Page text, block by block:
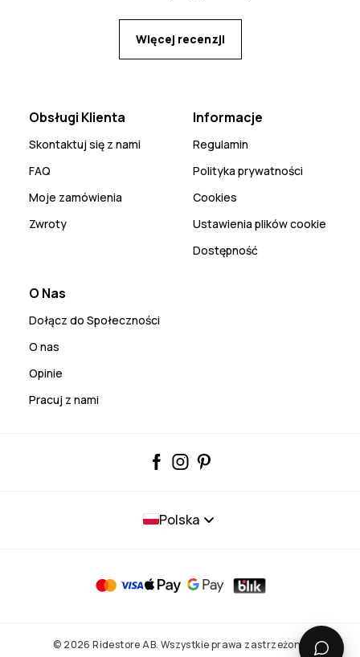
Więcej recenzji
Obsługi Klienta
Skontaktuj się z nami
FAQ
Moje zamówienia
Zwroty
Informacje
Regulamin
Polityka prywatności
Cookies
Ustawienia plików cookie
Dostępność
O Nas
Dołącz do Społeczności
O nas
Opinie
Pracuj z nami
Polska
© 2026 Ridestore AB. Wszystkie prawa zastrzeżone